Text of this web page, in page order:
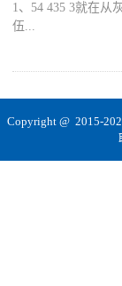
1、54 435 3就在从
伍...
Copyright @ 2015-